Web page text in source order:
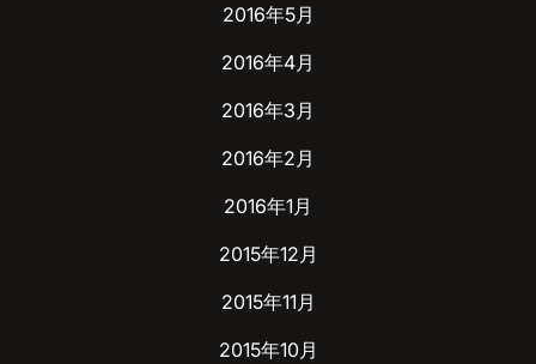
2016年5月
2016年4月
2016年3月
2016年2月
2016年1月
2015年12月
2015年11月
2015年10月